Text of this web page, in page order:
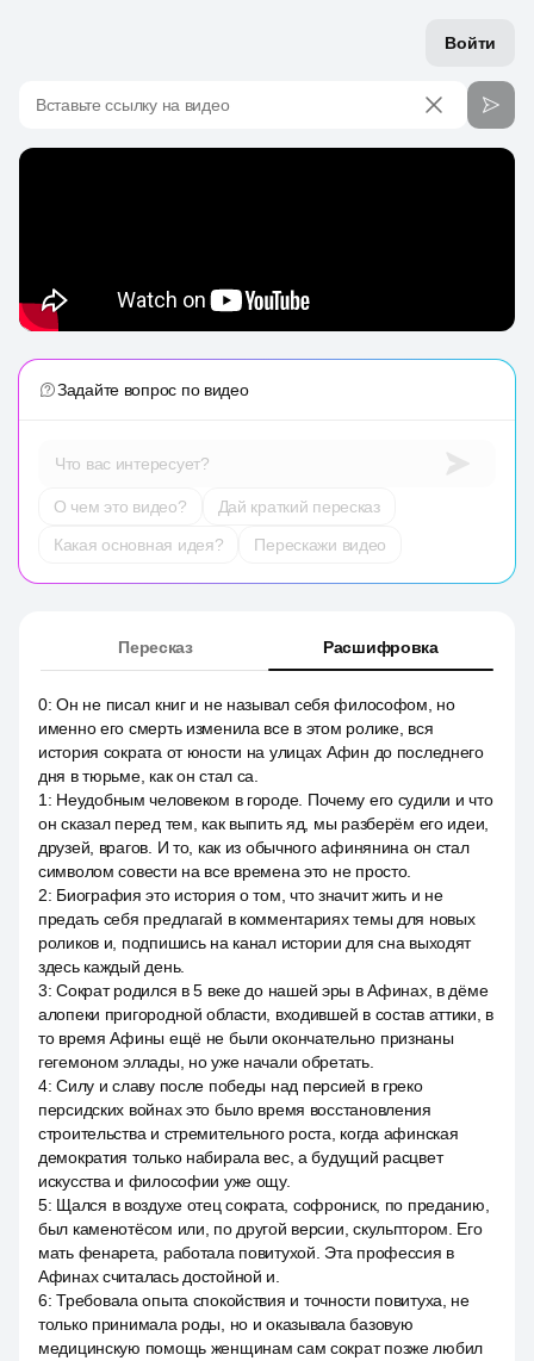
Войти
Вставьте ссылку на видео
Задайте вопрос по видео
Что вас интересует?
О чем это видео?
Дай краткий пересказ
Какая основная идея?
Перескажи видео
Пересказ Расшифровка
0:Он не писал книг и не называл себя философом, но
именно его смерть изменила все в этом ролике, вся
история сократа от юности на улицах Афин до последнего
дня в тюрьме, как он стал са.
1 : Неудобным человеком в городе. Почему его судили и что
он сказал перед тем, как выпить яд, мы разберём его идеи,
друзей, врагов. И то, как из обычного афинянина он стал
символом совести на все времена это не просто.
2: Биография это история о том, что значит жить и не
предать себя предлагай в комментариях темы для новых
роликов и, подпишись на канал истории для сна выходят
здесь каждый день.
3:Сократ родился в 5 веке до нашей эры в Афинах, в дёме
алопеки пригородной области, входившей в состав аттики, в
то время Афины ещё не были окончательно признаны
гегемоном эллады, но уже начали обретать.
4:Силу и славу после победы над персией в греко
персидских войнах это было время восстановления
строительства и стремительного роста, когда афинская
демократия только набирала вес, а будущий расцвет
искусства и философии уже ощу.
5: Щался в воздухе отец сократа, софрониск, по преданию,
был каменотёсом или, по другой версии, скульптором. Его
мать фенарета, работала повитухой. Эта профессия в
Афинах считалась достойной и.
6:Требовала опыта спокойствия и точности повитуха, не
только принимала роды, но и оказывала базовую
медицинскую помощь женщинам сам сократ позже любил